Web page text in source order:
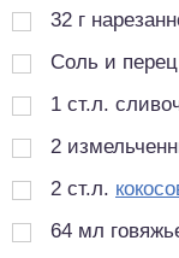
32 г
Соль и
1 ст.л.
2
2 ст.л.
64 мл